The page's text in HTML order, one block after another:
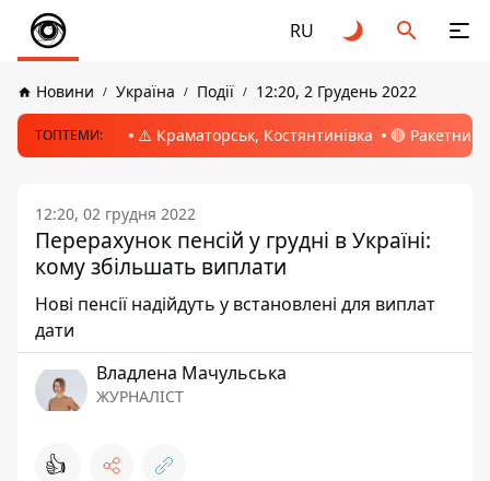
RU
Новини Україна Події 12:20, 2 Грудень 2022
ТОПТЕМИ: ⚠️ Краматорськ, Костянтинівка 🔴 Ракетний
12:20, 02 грудня 2022
Перерахунок пенсій у грудні в Україні:
кому збільшать виплати
Нові пенсії надійдуть у встановлені для виплат
дати
Владлена Мачульська
ЖУРНАЛІСТ
👍